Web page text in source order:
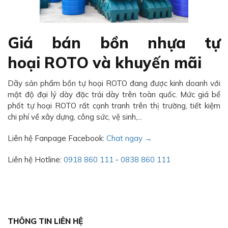
Giá bán bồn nhựa tự
hoại ROTO và khuyến mãi
Dãy sản phẩm bồn tự hoại ROTO đang được kinh doanh với
mật độ đại lý dày đặc trải dày trên toàn quốc. Mức giá bể
phốt tự hoại ROTO rất cạnh tranh trên thị trường, tiết kiệm
chi phí về xây dựng, công sức, vệ sinh,...
Liên hệ Fanpage Facebook: Chat ngay →
Liên hệ Hotline: 0918 860 111 - 0838 860 111
THÔNG TIN LIÊN HỆ